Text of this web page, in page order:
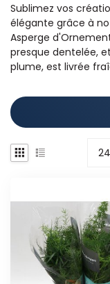
Sublimez vos
élégante grâce à
Asperge
presque dentelée,
plume, est livrée